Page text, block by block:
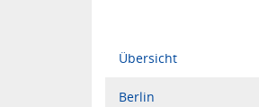
Übersicht
Berlin